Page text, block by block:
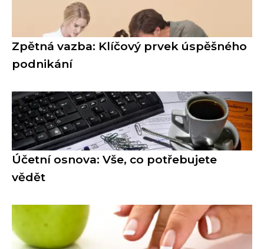
Zpětná vazba: Klíčový prvek úspěšného
podnikání
Účetní osnova: Vše, co potřebujete
vědět